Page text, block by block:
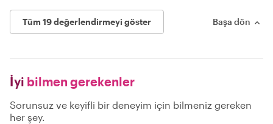
Tüm 19 değerlendirmeyi göster Başa dön
İyi bilmen gerekenler
Sorunsuz ve keyifli bir deneyim için bilmeniz gereken
her şey.